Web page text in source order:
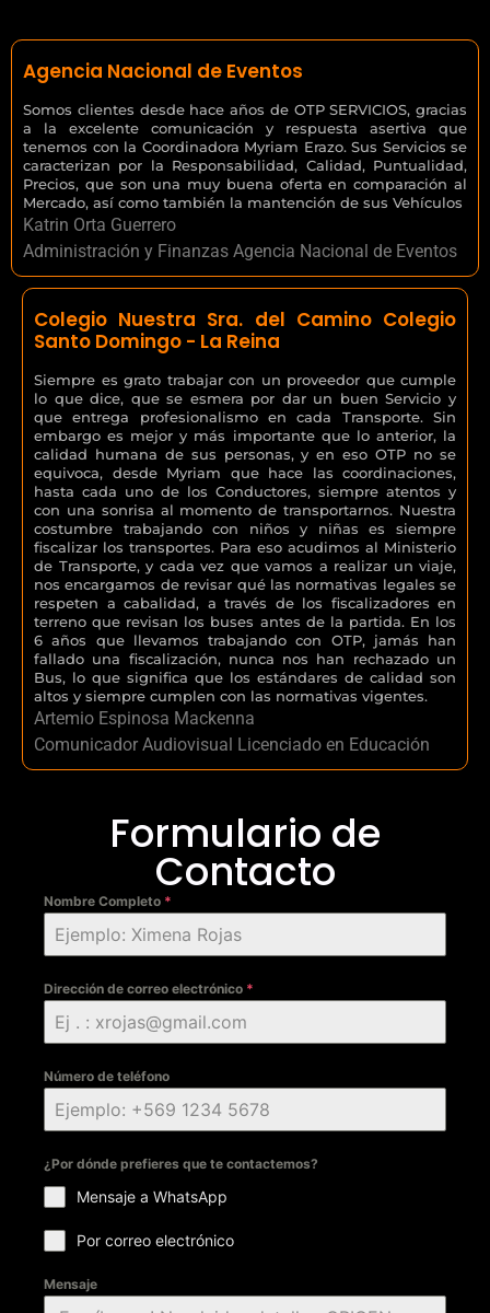
Agencia Nacional de Eventos
Somos clientes desde hace años de OTP SERVICIOS, gracias
a la excelente comunicación y respuesta asertiva que
tenemos con la Coordinadora Myriam Erazo. Sus Servicios se
caracterizan por la Responsabilidad, Calidad, Puntualidad,
Precios, que son una muy buena oferta en comparación al
Mercado, así como también la mantención de sus Vehículos
Katrin Orta Guerrero
Administración y Finanzas Agencia Nacional de Eventos
Colegio Nuestra Sra. del Camino Colegio
Santo Domingo - La Reina
Siempre es grato trabajar con un proveedor que cumple
lo que dice, que se esmera por dar un buen Servicio y
que entrega profesionalismo en cada Transporte. Sin
embargo es mejor y más importante que lo anterior, la
calidad humana de sus personas, y en eso OTP no se
equivoca, desde Myriam que hace las coordinaciones,
hasta cada uno de los Conductores, siempre atentos y
con una sonrisa al momento de transportarnos. Nuestra
costumbre trabajando con niños y niñas es siempre
fiscalizar los transportes. Para eso acudimos al Ministerio
de Transporte, y cada vez que vamos a realizar un viaje,
nos encargamos de revisar qué las normativas legales se
respeten a cabalidad, a través de los fiscalizadores en
terreno que revisan los buses antes de la partida. En los
6 años que llevamos trabajando con OTP, jamás han
fallado una fiscalización, nunca nos han rechazado un
Bus, lo que significa que los estándares de calidad son
altos y siempre cumplen con las normativas vigentes.
Artemio Espinosa Mackenna
Comunicador Audiovisual Licenciado en Educación
Formulario de
Contacto
Nombre Completo *
Dirección de correo electrónico *
Número de teléfono
¿Por dónde prefieres que te contactemos?
Mensaje a WhatsApp
Por correo electrónico
Mensaje